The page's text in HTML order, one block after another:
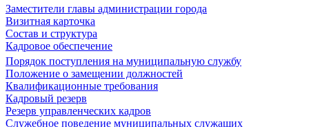
Заместители главы администрации города
Визитная карточка
Состав и структура
Кадровое обеспечение
Порядок поступления на муниципальную службу
Положение о замещении должностей
Квалификационные требования
Кадровый резерв
Резерв управленческих кадров
Служебное поведение муниципальных служащих